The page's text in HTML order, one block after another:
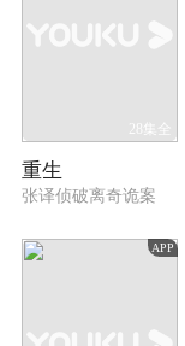
28集全
重生
张译侦破离奇诡案
APP